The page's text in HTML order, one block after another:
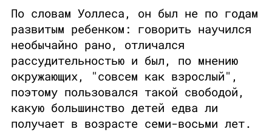
По словам Уоллеса, он был не по годам
развитым ребенком: говорить научился
необычайно рано, отличался
рассудительностью и был, по мнению
окружающих, "совсем как взрослый",
поэтому пользовался такой свободой,
какую большинство детей едва ли
получает в возрасте семи-восьми лет.